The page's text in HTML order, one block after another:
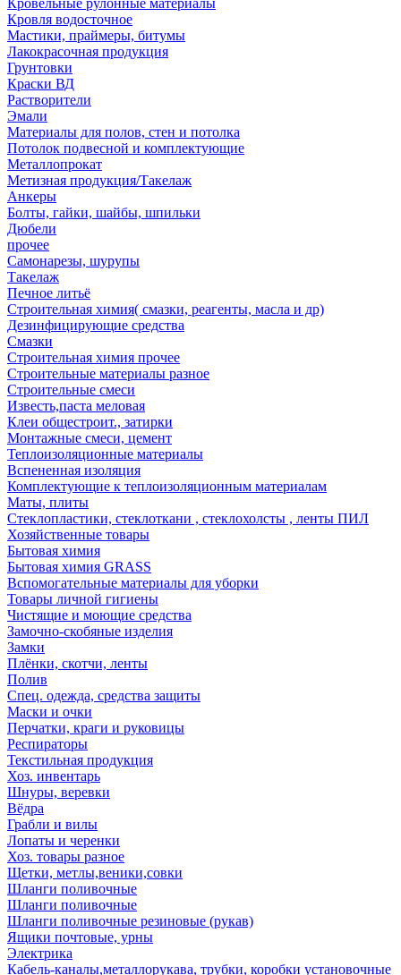
Кровельные рулонные материалы
Кровля водосточное
Мастики, праймеры, битумы
Лакокрасочная продукция
Грунтовки
Краски ВД
Растворители
Эмали
Материалы для полов, стен и потолка
Потолок подвесной и комплектующие
Металлопрокат
Метизная продукция/Такелаж
Анкеры
Болты, гайки, шайбы, шпильки
Дюбели
прочее
Самонарезы, шурупы
Такелаж
Печное литьё
Строительная химия( смазки, реагенты, масла и др)
Дезинфицирующие средства
Смазки
Строительная химия прочее
Строительные материалы разное
Строительные смеси
Известь,паста меловая
Клеи общестроит., затирки
Монтажные смеси, цемент
Теплоизоляционные материалы
Вспененная изоляция
Комплектующие к теплоизоляционным материалам
Маты, плиты
Стеклопластики, стеклоткани , стеклохолсты , ленты ПИЛ
Хозяйственные товары
Бытовая химия
Бытовая химия GRASS
Вспомогательные материалы для уборки
Товары личной гигиены
Чистящие и моющие средства
Замочно-скобяные изделия
Замки
Плёнки, скотчи, ленты
Полив
Спец. одежда, средства защиты
Маски и очки
Перчатки, краги и руковицы
Респираторы
Текстильная продукция
Хоз. инвентарь
Шнуры, веревки
Вёдра
Грабли и вилы
Лопаты и черенки
Хоз. товары разное
Щетки, метлы,веники,совки
Шланги поливочные
Шланги поливочные
Шланги поливочные резиновые (рукав)
Ящики почтовые, урны
Электрика
Кабель-каналы,металлорукава, трубки, коробки установочные